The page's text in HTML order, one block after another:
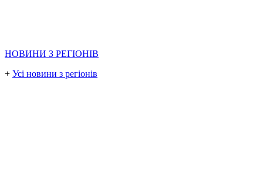
НОВИНИ З РЕГІОНІВ
+ Усі новини з регіонів